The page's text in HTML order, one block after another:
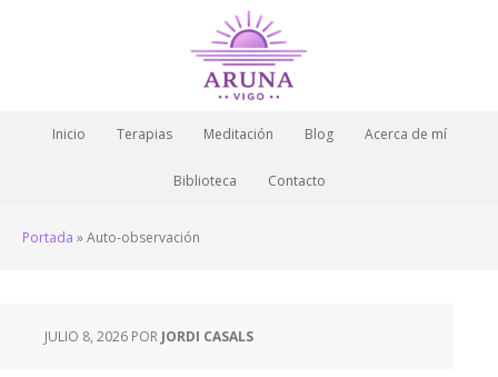
Inicio Terapias Meditación Blog Acerca de mí
Biblioteca Contacto
Portada »Auto-observación
JULIO 8, 2026 POR JORDI CASALS